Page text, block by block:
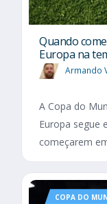
Quando
Europa na
Armando
A Copa do
Europa segue
começarem
COPA DO